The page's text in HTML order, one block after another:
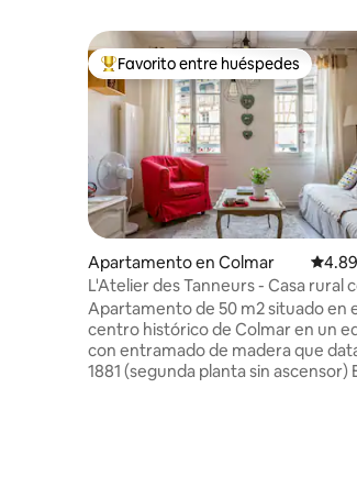
Favorito entre huéspedes preferido
Favorito entre huéspedes
Apartamento en Colmar
L'Atelier des Tanneurs - Casa rural
encanto en el centro histórico de
Apartamento de 50 m2 situado en
centro histórico de Colmar en un
con entramado de madera que
1881 (segunda planta sin ascensor)